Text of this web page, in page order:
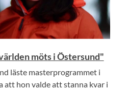
möts i Östersund"
läste masterprogrammet i
att hon valde att stanna kvar i